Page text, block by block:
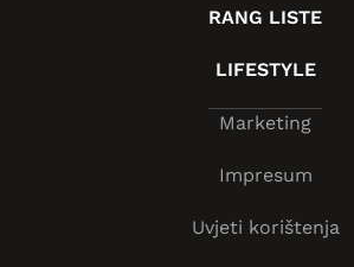
RANG LISTE
LIFESTYLE
Marketing
Impresum
Uvjeti korištenja